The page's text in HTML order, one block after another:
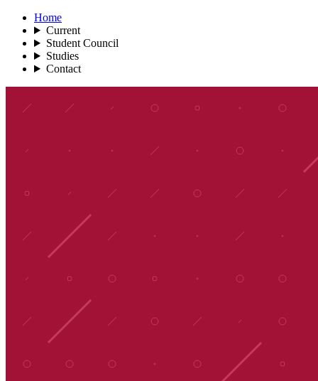
Home
Current
Student Council
Studies
Contact